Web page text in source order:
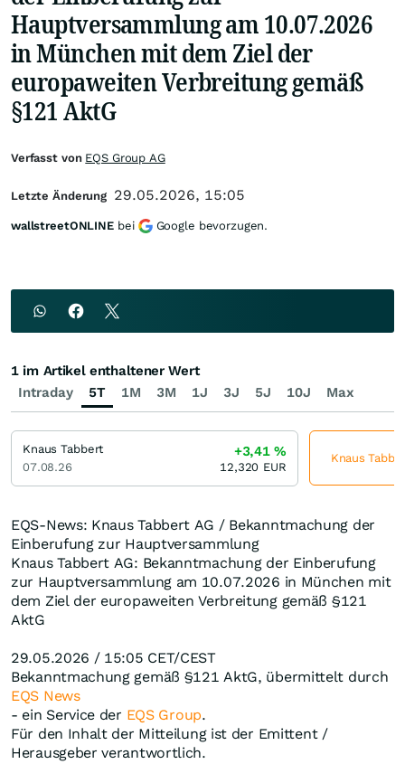
Hauptversammlung am 10.07.2026
in München mit dem Ziel der
europaweiten Verbreitung gemäß
§121 AktG
EQS-News: Knaus Tabbert AG / Bekanntmachung der
Einberufung zur Hauptversammlung
Knaus Tabbert AG: Bekanntmachung der Einberufung
zur Hauptversammlung am 10.07.2026 in München mit
dem Ziel der europaweiten Verbreitung gemäß §121
AktG
29.05.2026 / 15:05 CET/CEST
Bekanntmachung gemäß §121 AktG, übermittelt durch
EQS News
- ein Service der EQS Group.
Für den Inhalt der Mitteilung ist der Emittent /
Herausgeber verantwortlich.
Verfasst von EQS Group AG
Letzte Änderung 29.05.2026, 15:05
wallstreetONLINE bei Google bevorzugen.
Intraday 5T 1M 3M 1J 3J 5J 10J Max
1 im Artikel enthaltener Wert
Knaus Tabbert
07.08.26
+3,41%
12,320 EUR
Knaus